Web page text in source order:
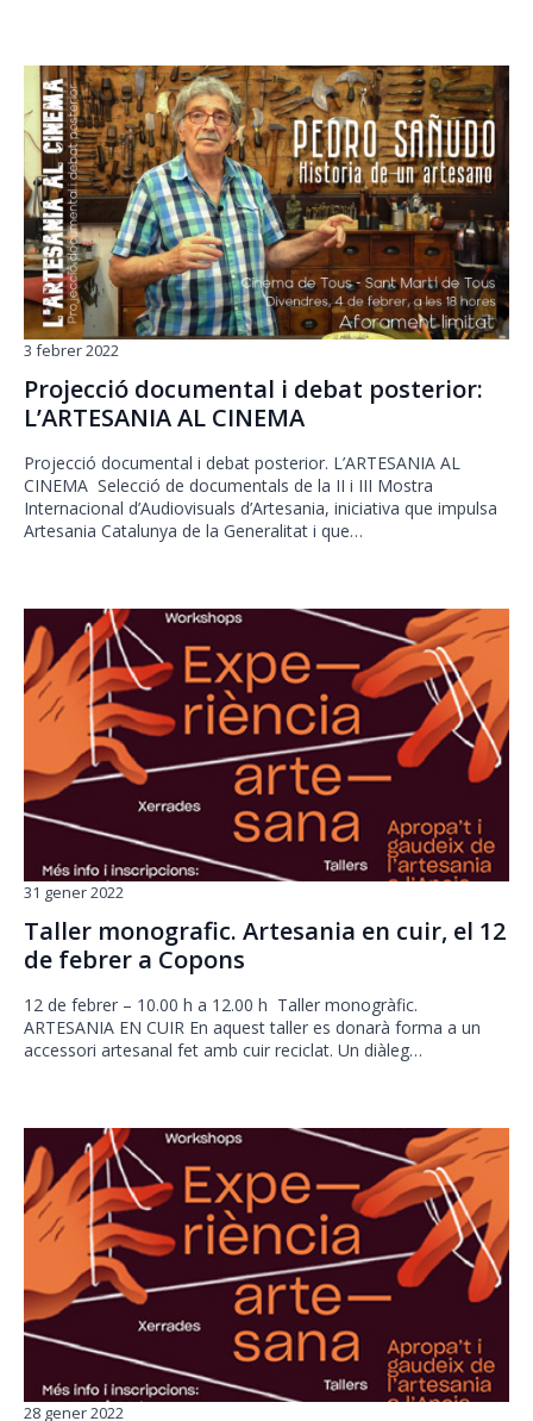
Projecció documental i debat posterior:
L’ARTESANIA AL CINEMA
3 febrer 2022
Projecció documental i debat posterior. L’ARTESANIA AL
CINEMA Selecció de documentals de la II i III Mostra
Internacional d’Audiovisuals d’Artesania, iniciativa que impulsa
Artesania Catalunya de la Generalitat i que…
Taller monografic. Artesania en cuir, el 12
de febrer a Copons
31 gener 2022
12 de febrer – 10.00 h a 12.00 h Taller monogràfic.
ARTESANIA EN CUIR En aquest taller es donarà forma a un
accessori artesanal fet amb cuir reciclat. Un diàleg…
28 gener 2022